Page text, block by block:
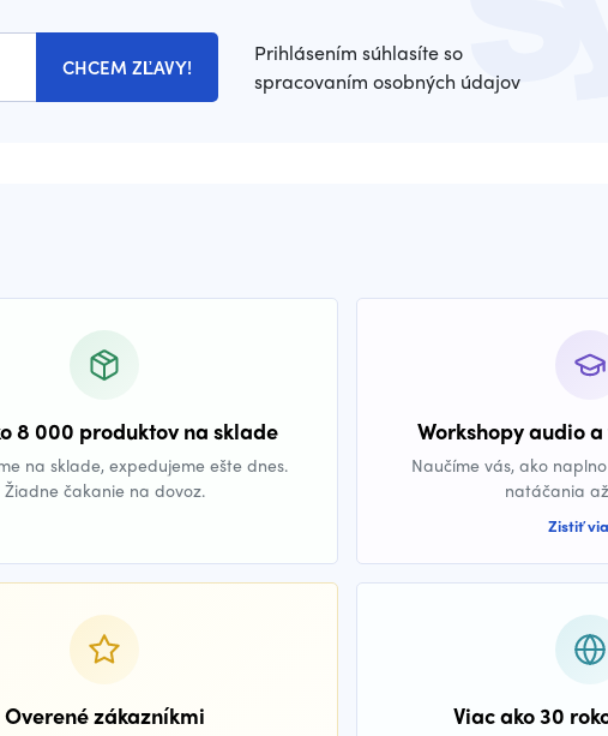
CHCEM ZĽAVY!
Prihlásením súhlasíte so
spracovaním osobných údajov
8 000 produktov na sklade
na sklade, expedujeme ešte dnes.
Žiadne čakanie na dovoz.
Workshopy audio
Naučíme vás, ako
natáčania
Zistiť
Overené zákazníkmi Viac ako 30